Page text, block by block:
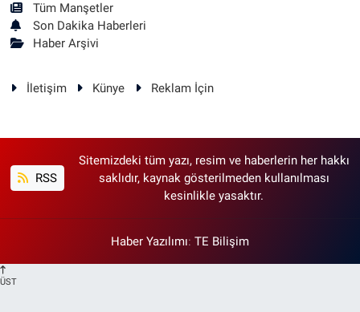
Tüm Manşetler
Son Dakika Haberleri
Haber Arşivi
İletişim Künye Reklam İçin
RSS
Sitemizdeki tüm yazı, resim ve haberlerin her hakkı
saklıdır, kaynak gösterilmeden kullanılması
kesinlikle yasaktır.
Haber Yazılımı: TE Bilişim
ÜST